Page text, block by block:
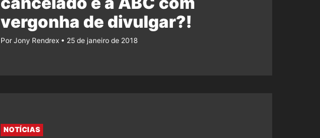
vergonha de divulgar?!
Por Jony Rendrex 25 de janeiro de 2018
NOTÍCIAS